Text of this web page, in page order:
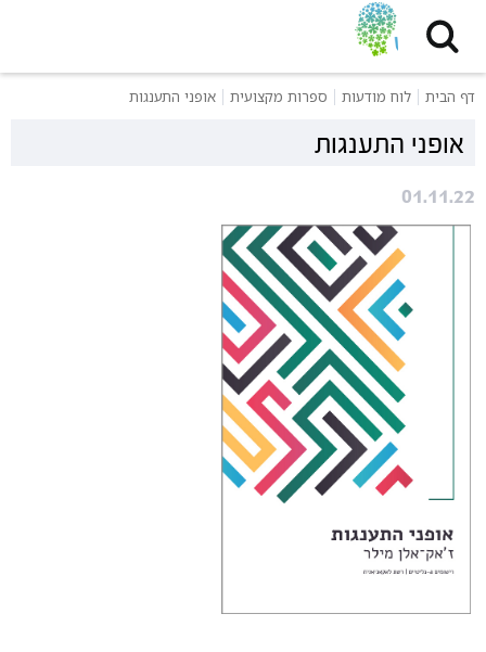
דף הבית לוח מודעות ספרות מקצועית אופני התענגות
אופני התענגות
01.11.22